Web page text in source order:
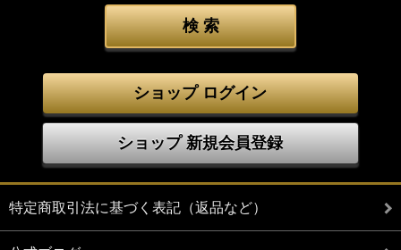
ショップ ログイン
ショップ 新規会員登録
特定商取引法に基づく表記（返品など）